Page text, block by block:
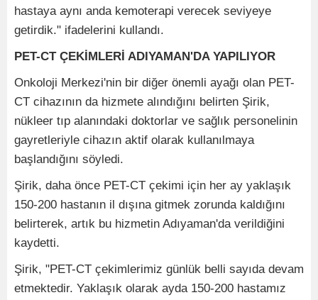
hastaya aynı anda kemoterapi verecek seviyeye
getirdik." ifadelerini kullandı.
PET-CT ÇEKİMLERİ ADIYAMAN'DA YAPILIYOR
Onkoloji Merkezi'nin bir diğer önemli ayağı olan PET-
CT cihazının da hizmete alındığını belirten Şirik,
nükleer tıp alanındaki doktorlar ve sağlık personelinin
gayretleriyle cihazın aktif olarak kullanılmaya
başlandığını söyledi.
Şirik, daha önce PET-CT çekimi için her ay yaklaşık
150-200 hastanın il dışına gitmek zorunda kaldığını
belirterek, artık bu hizmetin Adıyaman'da verildiğini
kaydetti.
Şirik, "PET-CT çekimlerimiz günlük belli sayıda devam
etmektedir. Yaklaşık olarak ayda 150-200 hastamız